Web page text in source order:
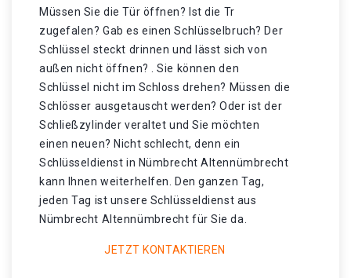
Müssen Sie die Tür öffnen? Ist die Tr
zugefalen? Gab es einen Schlüsselbruch? Der
Schlüssel steckt drinnen und lässt sich von
außen nicht öffnen? . Sie können den
Schlüssel nicht im Schloss drehen? Müssen die
Schlösser ausgetauscht werden? Oder ist der
Schließzylinder veraltet und Sie möchten
einen neuen? Nicht schlecht, denn ein
Schlüsseldienst in Nümbrecht Altennümbrecht
kann Ihnen weiterhelfen. Den ganzen Tag,
jeden Tag ist unsere Schlüsseldienst aus
Nümbrecht Altennümbrecht für Sie da.
JETZT KONTAKTIEREN